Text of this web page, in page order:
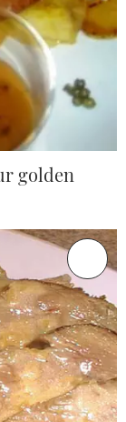
golden